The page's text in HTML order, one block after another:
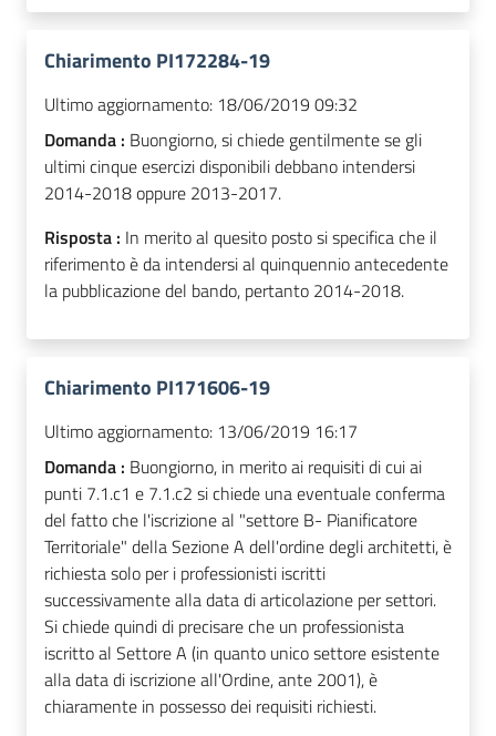
Chiarimento PI172284-19
Ultimo aggiornamento: 18/06/2019 09:32
Domanda : Buongiorno, si chiede gentilmente se gli
ultimi cinque esercizi disponibili debbano intendersi
2014-2018 oppure 2013-2017.
Risposta : In merito al quesito posto si specifica che il
riferimento è da intendersi al quinquennio antecedente
la pubblicazione del bando, pertanto 2014-2018.
Chiarimento PI171606-19
Ultimo aggiornamento: 13/06/2019 16:17
Domanda : Buongiorno, in merito ai requisiti di cui ai
punti 7.1.c1 e 7.1.c2 si chiede una eventuale conferma
del fatto che l'iscrizione al "settore B- Pianificatore
Territoriale" della Sezione A dell'ordine degli architetti, è
richiesta solo per i professionisti iscritti
successivamente alla data di articolazione per settori.
Si chiede quindi di precisare che un professionista
iscritto al Settore A (in quanto unico settore esistente
alla data di iscrizione all'Ordine, ante 2001), è
chiaramente in possesso dei requisiti richiesti.